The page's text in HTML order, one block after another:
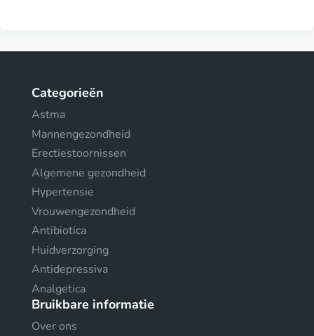
Categorieën
Astma
Mannengezondheid
Erectiestoornissen
Algemene gezondheid
Hypertensie
Vrouwengezondheid
Antibiotica
Huidverzorging
Antidepressiva
Analgetica
Bruikbare informatie
Over ons